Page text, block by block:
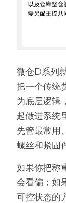
微仓D系列
把一个传统
为底层逻辑
起做进系统
先管最常用
螺丝和紧固
如果你把称
会看偏；如
可控状态的